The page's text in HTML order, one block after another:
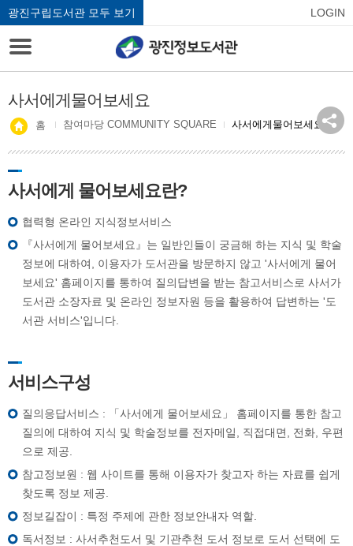
광진구립도서관 모두 보기 LOGIN
사서에게물어보세요
홈 참여마당 COMMUNITY SQUARE 사서에게물어보세요
사서에게 물어보세요란?
협력형 온라인 지식정보서비스
『사서에게 물어보세요』는 일반인들이 궁금해 하는 지식 및 학술
정보에 대하여, 이용자가 도서관을 방문하지 않고 '사서에게 물어
보세요' 홈페이지를 통하여 질의답변을 받는 참고서비스로 사서가
도서관 소장자료 및 온라인 정보자원 등을 활용하여 답변하는 '도
서관 서비스'입니다.
서비스구성
질의응답서비스 : 「사서에게 물어보세요」 홈페이지를 통한 참고
질의에 대하여 지식 및 학술정보를 전자메일, 직접대면, 전화, 우편
으로 제공.
참고정보원 : 웹 사이트를 통해 이용자가 찾고자 하는 자료를 쉽게
찾도록 정보 제공.
정보길잡이 : 특정 주제에 관한 정보안내자 역할.
독서정보 : 사서추천도서 및 기관추천 도서 정보로 도서 선택에 도